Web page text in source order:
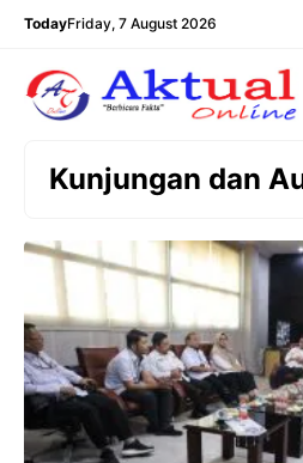
Langsung
TodayFriday, 7 August 2026
Kunjungan dan